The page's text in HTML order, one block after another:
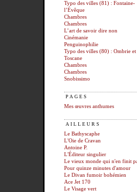
Typo des villes (81) : Fontaine-
l’Évêque
Chambres
Chambres
L’art de savoir dire non
Cinémanie
Penguinophilie
Typo des villes (80) : Ombrie et
Toscane
Chambres
Chambres
Snobissimo
PAGES
Mes œuvres anthumes
AILLEURS
Le Bathyscaphe
L'Oie de Cravan
Antoine P.
L'Éditeur singulier
Le vieux monde qui n'en finit
Pour quinze minutes d'amour
Le Divan fumoir bohémien
Ace Jet 170
Le Visage vert